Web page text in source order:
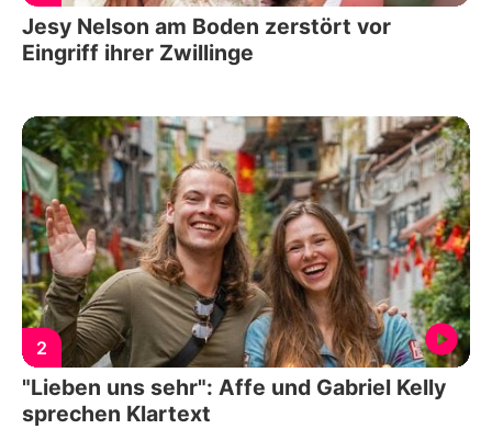
Jesy Nelson am Boden zerstört vor
Eingriff ihrer Zwillinge
2
"Lieben uns sehr": Affe und Gabriel Kelly
sprechen Klartext